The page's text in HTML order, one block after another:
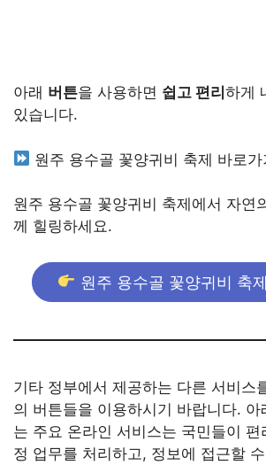
아래 버튼을 사용하면 쉽고 편리 하게
있습니다.
원주 용수골 꽃양귀비 축제 바로가
원주 용수골 꽃양귀비 축제에서 자연
께 힐링하세요.
원주 용수골 꽃양귀비 축
기타 정부에서 제공하는 다른 서비스
의 버튼들을 이용하시기 바랍니다.
는 주요 온라인 서비스는 국민들이 편
정 업무를 처리하고, 정보에 접근할